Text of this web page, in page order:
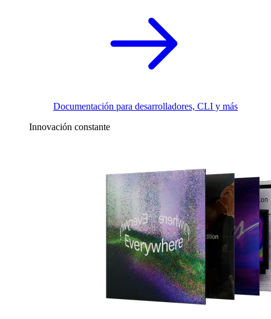
Documentación para desarrolladores, CLI y más
Innovación constante